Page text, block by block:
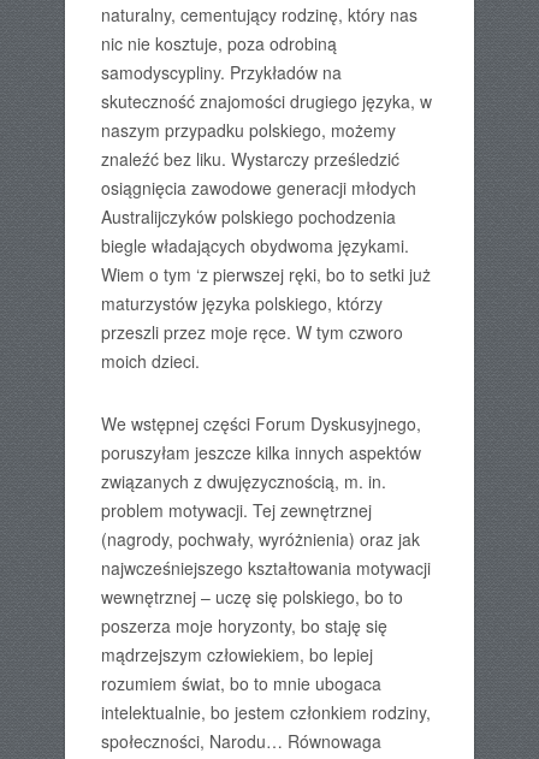
naturalny, cementujący rodzinę, który nas
nic nie kosztuje, poza odrobiną
samodyscypliny. Przykładów na
skuteczność znajomości drugiego języka, w
naszym przypadku polskiego, możemy
znaleźć bez liku. Wystarczy prześledzić
osiągnięcia zawodowe generacji młodych
Australijczyków polskiego pochodzenia
biegle władających obydwoma językami.
Wiem o tym ‘z pierwszej ręki, bo to setki już
maturzystów języka polskiego, którzy
przeszli przez moje ręce. W tym czworo
moich dzieci.
We wstępnej części Forum Dyskusyjnego,
poruszyłam jeszcze kilka innych aspektów
związanych z dwujęzycznością, m. in.
problem motywacji. Tej zewnętrznej
(nagrody, pochwały, wyróżnienia) oraz jak
najwcześniejszego kształtowania motywacji
wewnętrznej – uczę się polskiego, bo to
poszerza moje horyzonty, bo staję się
mądrzejszym człowiekiem, bo lepiej
rozumiem świat, bo to mnie ubogaca
intelektualnie, bo jestem członkiem rodziny,
społeczności, Narodu… Równowaga